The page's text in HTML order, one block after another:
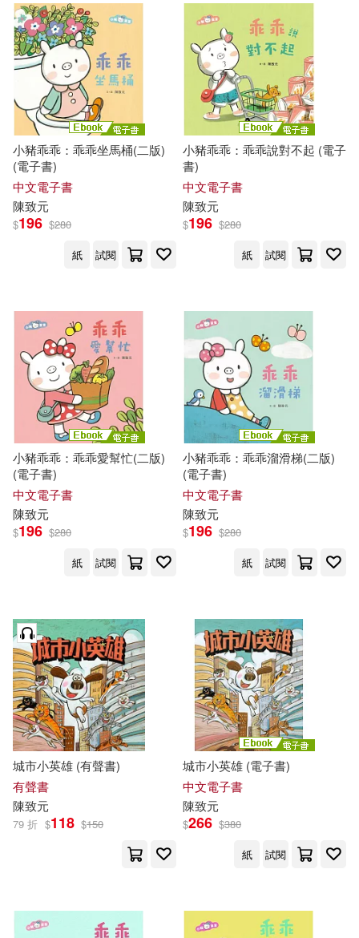
小豬乖乖：乖乖坐馬桶(二版)
(電子書)
中文電子書
陳致元
$196 $280
紙
試閱
小豬乖乖：乖乖說對不起 (電子
書)
中文電子書
陳致元
$196 $280
紙
試閱
小豬乖乖：乖乖愛幫忙(二版)
(電子書)
中文電子書
陳致元
$196 $280
紙
試閱
小豬乖乖：乖乖溜滑梯(二版)
(電子書)
中文電子書
陳致元
$196 $280
紙
試閱
城市小英雄 (有聲書)
有聲書
陳致元
79 折 $118 $150
城市小英雄 (電子書)
中文電子書
陳致元
$266 $380
紙
試閱